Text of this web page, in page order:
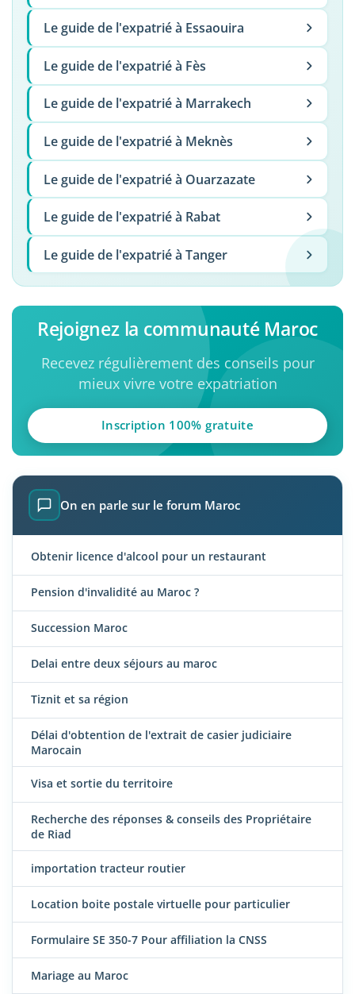
Le guide de l'expatrié à Essaouira
Le guide de l'expatrié à Fès
Le guide de l'expatrié à Marrakech
Le guide de l'expatrié à Meknès
Le guide de l'expatrié à Ouarzazate
Le guide de l'expatrié à Rabat
Le guide de l'expatrié à Tanger
Rejoignez la communauté Maroc
Recevez régulièrement des conseils pour
mieux vivre votre expatriation
Inscription 100% gratuite
On en parle sur le forum Maroc
Obtenir licence d'alcool pour un restaurant
Pension d'invalidité au Maroc ?
Succession Maroc
Delai entre deux séjours au maroc
Tiznit et sa région
Délai d'obtention de l'extrait de casier judiciaire
Marocain
Visa et sortie du territoire
Recherche des réponses & conseils des Propriétaire
de Riad
importation tracteur routier
Location boite postale virtuelle pour particulier
Formulaire SE 350-7 Pour affiliation la CNSS
Mariage au Maroc